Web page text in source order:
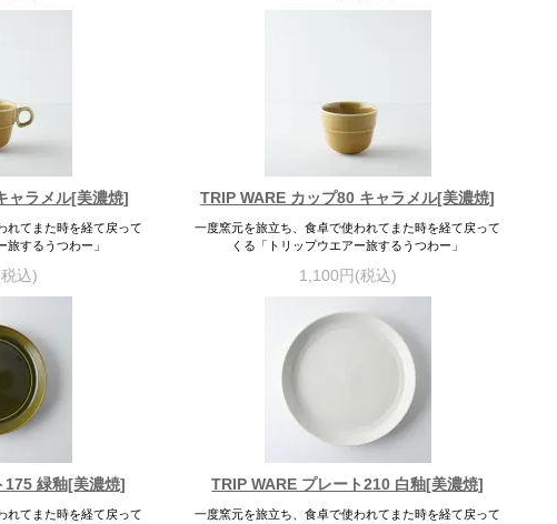
ャラメル[美濃焼]
れてまた時を経て戻って
旅するうつわー」
込)
TRIP WARE カップ80 キャラメル[美濃焼]
一度窯元を旅立ち、食卓で使われてまた時を経て戻って
くる「トリップウエアー旅するうつわー」
1,100円(税込)
175 緑釉[美濃焼]
れてまた時を経て戻って
TRIP WARE プレート210 白釉[美濃焼]
一度窯元を旅立ち、食卓で使われてまた時を経て戻って